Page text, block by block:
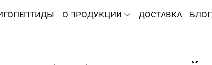
О ПРОДУКЦИИ ДОСТАВКА БЛОГ